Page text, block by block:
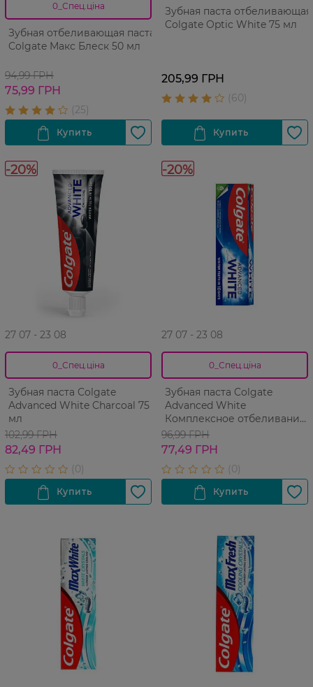
0_Спец.ціна
Зубная отбеливающая паста
Colgate Макс Блеск 50 мл
94,99 ГРН
75,99 ГРН
Зубная паста отбеливающая
Colgate Optic White 75 мл
205,99 ГРН
-20%
27 07 - 23 08
0_Спец.ціна
Зубная паста Colgate
Advanced White Charcoal 75
мл
102,99 ГРН
82,49 ГРН
-20%
27 07 - 23 08
0_Спец.ціна
Зубная паста Colgate
Advanced White
Комплексное отбеливание
75мл
96,99 ГРН
77,49 ГРН